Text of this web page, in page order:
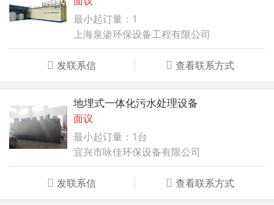
最小起订量：1
上海泉渗环保设备工程有限公司
发联系信 查看联系方式
地埋式一体化污水处理设备
面议
最小起订量：1台
宜兴市咏佳环保设备有限公司
发联系信 查看联系方式